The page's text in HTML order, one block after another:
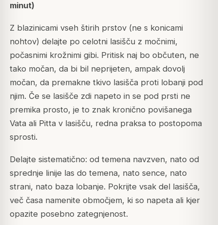
minut)
Z blazinicami vseh štirih prstov (ne s konicami
nohtov) delajte po celotni lasišču z močnimi,
počasnimi krožnimi gibi. Pritisk naj bo občuten, ne
tako močan, da bi bil neprijeten, ampak dovolj
močan, da premakne tkivo lasišča proti lobanji pod
njim. Če se lasišče zdi napeto in se pod prsti ne
premika prosto, je to znak kronično povišanega
Vata ali Pitta v lasišču, redna praksa to postopoma
sprosti.
Delajte sistematično: od temena navzven, nato od
sprednje linije las do temena, nato sence, nato
strani, nato baza lobanje. Pokrijte vsak del lasišča,
več časa namenite območjem, ki so napeta ali kjer
opazite posebno zategnjenost.